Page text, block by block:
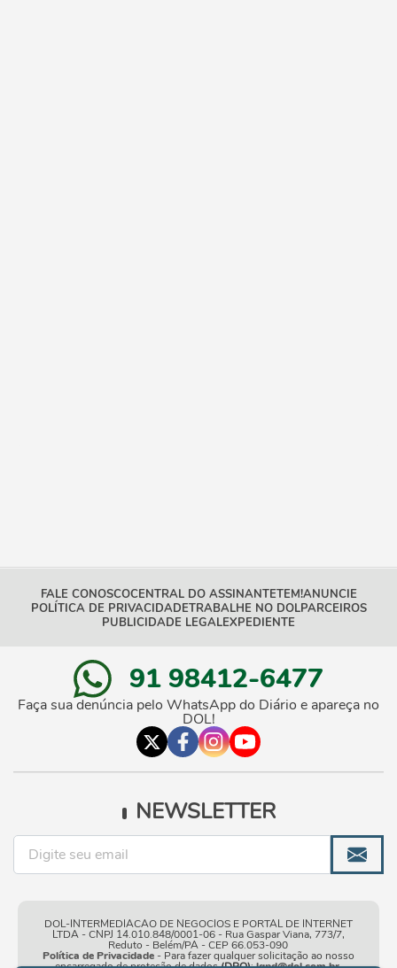
FALE CONOSCOCENTRAL DO ASSINANTETEM!ANUNCIE
POLÍTICA DE PRIVACIDADETRABALHE NO DOLPARCEIROS
PUBLICIDADE LEGALEXPEDIENTE
91 98412-6477
Faça sua denúncia pelo WhatsApp do Diário e apareça no
DOL!
NEWSLETTER
DOL-INTERMEDIACAO DE NEGOCIOS E PORTAL DE INTERNET
LTDA - CNPJ 14.010.848/0001-06 - Rua Gaspar Viana, 773/7,
Reduto - Belém/PA - CEP 66.053-090
Política de Privacidade- Para fazer qualquer solicitação ao nosso